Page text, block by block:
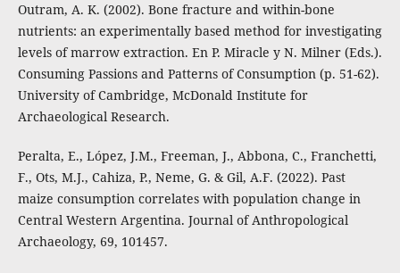
Outram, A. K. (2002). Bone fracture and within-bone
nutrients: an experimentally based method for investigating
levels of marrow extraction. En P. Miracle y N. Milner (Eds.).
Consuming Passions and Patterns of Consumption (p. 51-62).
University of Cambridge, McDonald Institute for
Archaeological Research.
Peralta, E., López, J.M., Freeman, J., Abbona, C., Franchetti,
F., Ots, M.J., Cahiza, P., Neme, G. & Gil, A.F. (2022). Past
maize consumption correlates with population change in
Central Western Argentina. Journal of Anthropological
Archaeology, 69, 101457.